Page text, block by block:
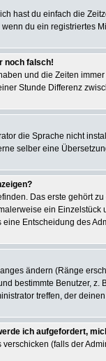
hast du einfach die
du ein registriertes
noch falsch!
und die Zeiten
Stunde Differenz
die Sprache nicht
selber eine
Das erste gehört
ein
Entscheidung des
ändern (Ränge
bestimmte Benutzer,
treffen, der
ich aufgefordert,
(falls der